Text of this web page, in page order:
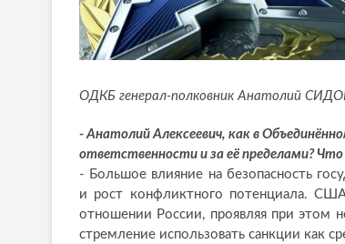
ОДКБ генерал-полковник Анатолий
- Анатолий Алексеевич, как в
ответственности и за её пределами?
- Большое влияние на безопасность
и рост конфликтного потенциала.
отношении России, проявляя при этом
стремление использовать санкции как